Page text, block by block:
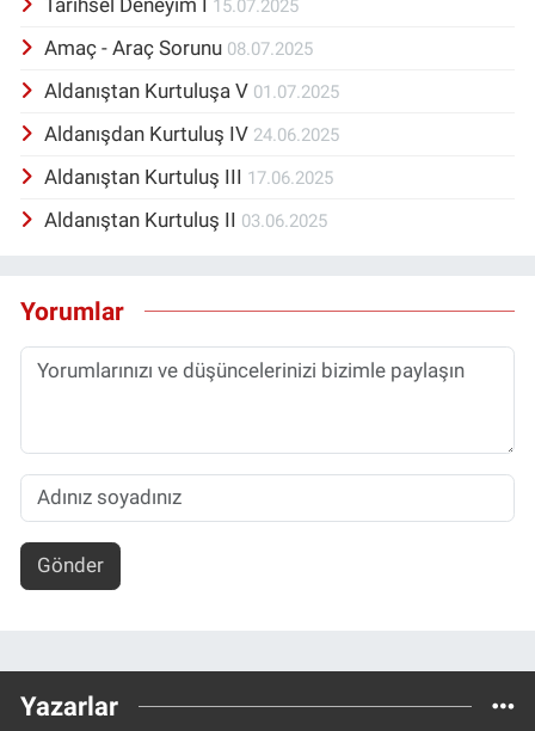
Tarihsel Deneyim I 15.07.2025
Amaç - Araç Sorunu 08.07.2025
Aldanıştan Kurtuluşa V 01.07.2025
Aldanışdan Kurtuluş IV 24.06.2025
Aldanıştan Kurtuluş III 17.06.2025
Aldanıştan Kurtuluş II 03.06.2025
Yorumlar
Gönder
Yazarlar